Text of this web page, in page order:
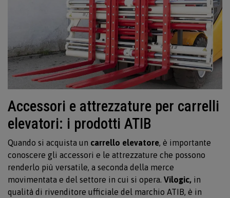
Accessori e attrezzature per carrelli
elevatori: i prodotti ATIB
Quando si acquista un carrello elevatore, è importante
conoscere gli accessori e le attrezzature che possono
renderlo più versatile, a seconda della merce
movimentata e del settore in cui si opera. Vilogic, in
qualità di rivenditore ufficiale del marchio ATIB, è in